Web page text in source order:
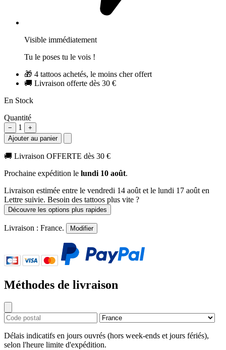
Visible immédiatement
Tu le poses tu le vois !
🎁 4 tattoos achetés, le moins cher offert
🚚 Livraison offerte dès 30 €
En Stock
Quantité
− 1
+
Ajouter au panier
🚚 Livraison OFFERTE dès 30 €
Prochaine expédition le lundi 10 août.
Livraison estimée entre le vendredi 14 août et le lundi 17 août en
Lettre suivie. Besoin des tattoos plus vite ?
Découvre les options plus rapides
Livraison : France. Modifier
Méthodes de livraison
Délais indicatifs en jours ouvrés (hors week-ends et jours fériés),
selon l'heure limite d'expédition.